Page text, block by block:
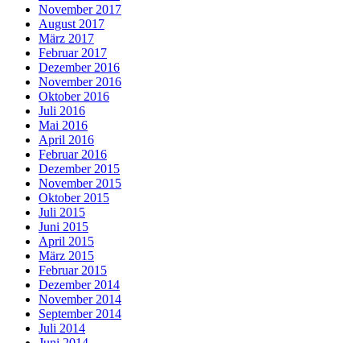
November 2017
August 2017
März 2017
Februar 2017
Dezember 2016
November 2016
Oktober 2016
Juli 2016
Mai 2016
April 2016
Februar 2016
Dezember 2015
November 2015
Oktober 2015
Juli 2015
Juni 2015
April 2015
März 2015
Februar 2015
Dezember 2014
November 2014
September 2014
Juli 2014